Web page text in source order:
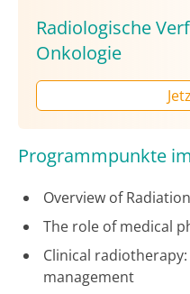
Radiologische
Onkologie
Programmpunkte
Overview of
The role of medical
Clinical
management